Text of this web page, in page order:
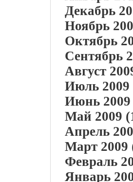
Декабрь
Ноябрь
Октябрь
Сентябрь
Август
Июль 2009
Июнь 2009
Май 2009
Апрель
Март 2009
Февраль
Январь